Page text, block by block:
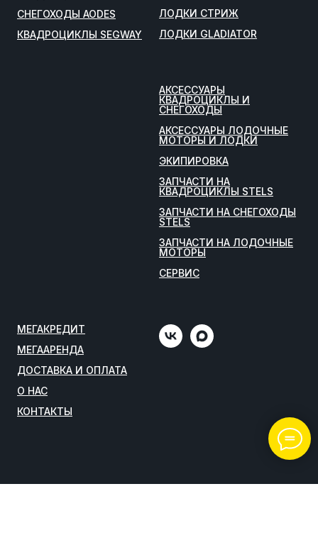
СНЕГОХОДЫ AODES
КВАДРОЦИКЛЫ SEGWAY
ЛОДКИ СТРИЖ
ЛОДКИ GLADIATOR
АКСЕССУАРЫ
КВАДРОЦИКЛЫ И
СНЕГОХОДЫ
АКСЕССУАРЫ ЛОДОЧНЫЕ
МОТОРЫ И ЛОДКИ
ЭКИПИРОВКА
ЗАПЧАСТИ НА
КВАДРОЦИКЛЫ STELS
ЗАПЧАСТИ НА СНЕГОХОДЫ
STELS
ЗАПЧАСТИ НА ЛОДОЧНЫЕ
МОТОРЫ
СЕРВИС
МЕГАКРЕДИТ
МЕГААРЕНДА
ДОСТАВКА И ОПЛАТА
О НАС
КОНТАКТЫ